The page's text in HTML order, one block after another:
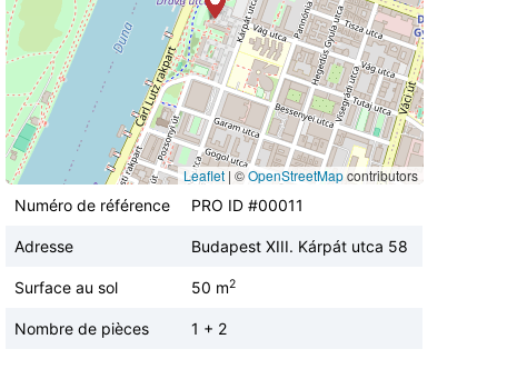
Leaflet | ©OpenStreetMapcontributors
Numéro de référence
PRO ID #00011
Adresse Budapest XIII. Kárpát utca 58
Surface au sol 50 m2
Nombre de pièces 1 + 2